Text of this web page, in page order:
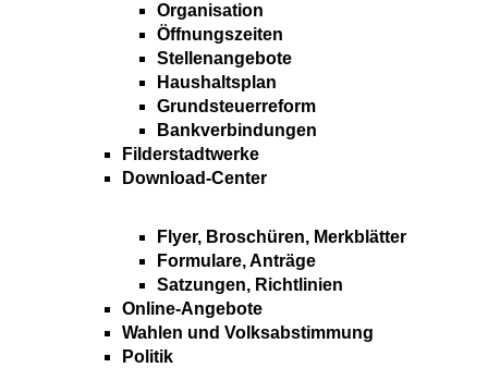
Organisation
Öffnungszeiten
Stellenangebote
Haushaltsplan
Grundsteuerreform
Bankverbindungen
Filderstadtwerke
Download-Center
Flyer, Broschüren, Merkblätter
Formulare, Anträge
Satzungen, Richtlinien
Online-Angebote
Wahlen und Volksabstimmung
Politik